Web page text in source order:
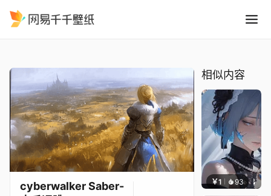
cyberwalker Saber-
相似内容
￥1 93 辰东